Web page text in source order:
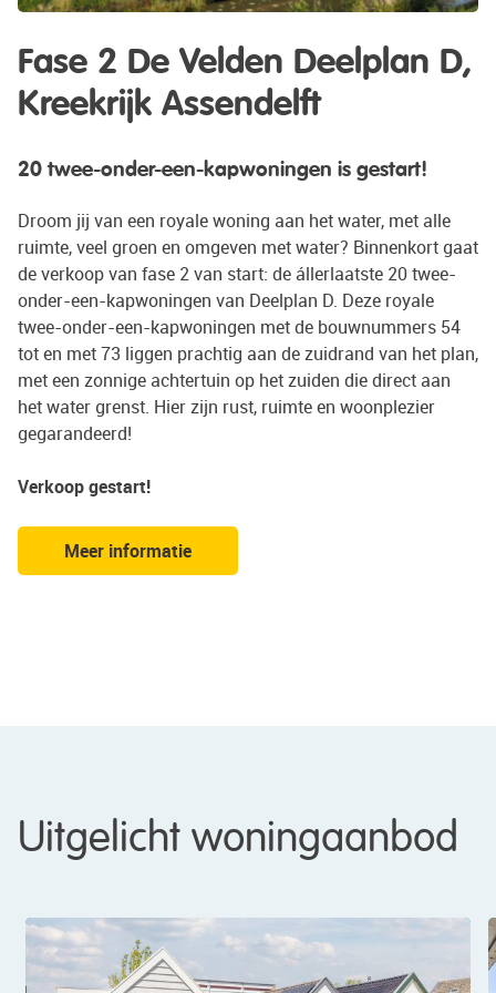
Fase 2 De Velden Deelplan D,
Kreekrijk Assendelft
20 twee-onder-een-kapwoningen is gestart!
Droom jij van een royale woning aan het water, met alle
ruimte, veel groen en omgeven met water? Binnenkort gaat
de verkoop van fase 2 van start: de állerlaatste 20 twee-
onder-een-kapwoningen van Deelplan D. Deze royale
twee-onder-een-kapwoningen met de bouwnummers 54
tot en met 73 liggen prachtig aan de zuidrand van het plan,
met een zonnige achtertuin op het zuiden die direct aan
het water grenst. Hier zijn rust, ruimte en woonplezier
gegarandeerd!
Verkoop gestart!
Meer informatie
Uitgelicht woningaanbod
OPEN HUIS